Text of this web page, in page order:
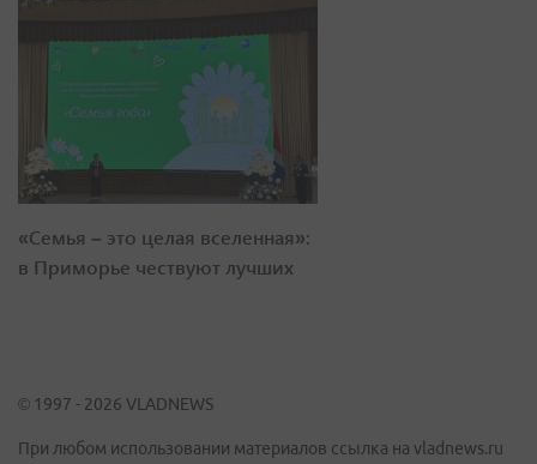
«Семья – это целая вселенная»:
в Приморье чествуют лучших
© 1997 - 2026 VLADNEWS
При любом использовании материалов ссылка на vladnews.ru